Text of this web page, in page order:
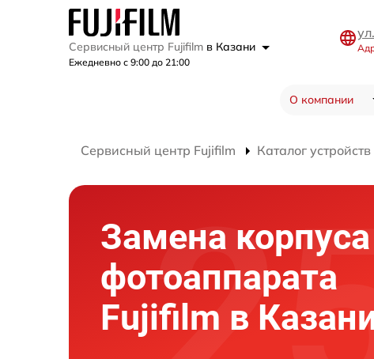
Сервисный центр Fujifilm в Казани
Ежедневно с 9:00 до 21:00
О компании
Сервисный центр Fujifilm Каталог устройств
Замена корпуса
фотоаппарата
Fujifilm в